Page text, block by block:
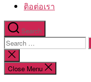
ติอต่อเรา
Search
Search
for:
Close
search
Close Menu